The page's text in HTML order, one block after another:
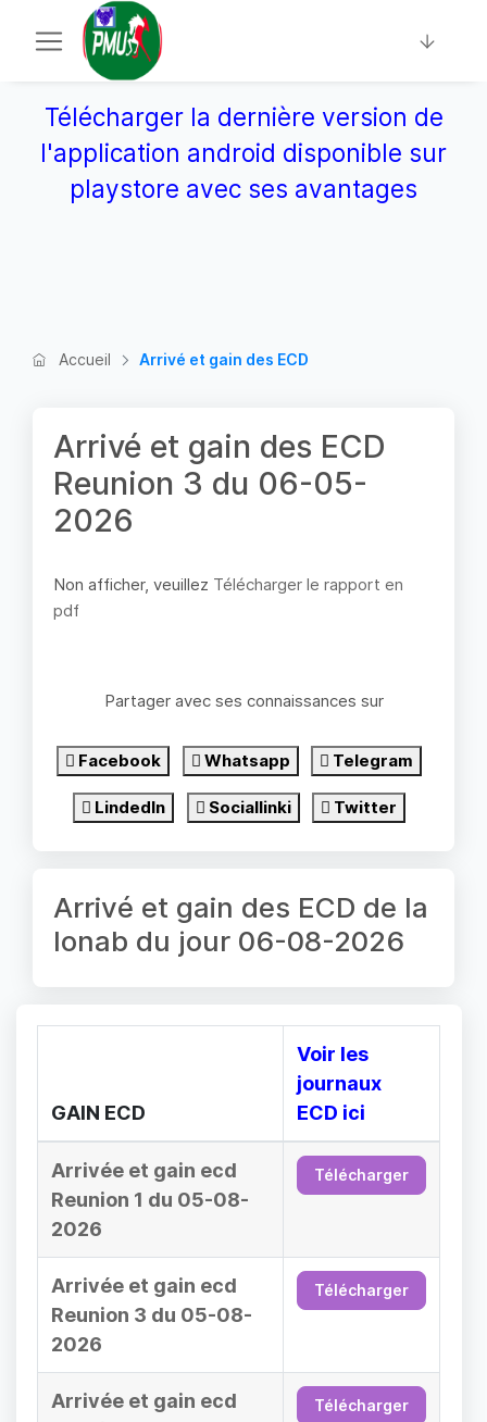
Télécharger la dernière version de
l'application android disponible sur
playstore avec ses avantages
Accueil Arrivé et gain des ECD
Arrivé et gain des ECD
Reunion 3 du 06-05-
2026
Non afficher, veuillez Télécharger le rapport en
pdf
Partager avec ses connaissances sur
Facebook Whatsapp Telegram
LindedIn Sociallinki Twitter
Arrivé et gain des ECD de la
lonab du jour 06-08-2026
GAIN ECD
Voir les
journaux
ECD ici
Arrivée et gain ecd
Reunion 1 du 05-08-
2026
Télécharger
Arrivée et gain ecd
Reunion 3 du 05-08-
2026
Télécharger
Arrivée et gain ecd
Télécharger